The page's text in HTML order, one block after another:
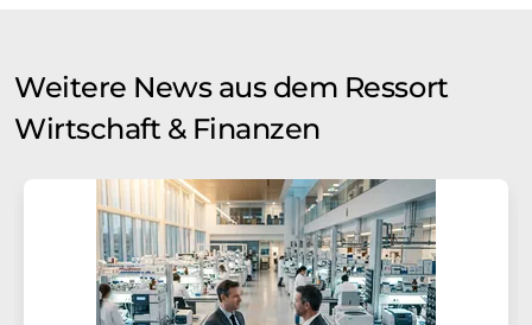
Weitere News aus dem Ressort
Wirtschaft & Finanzen